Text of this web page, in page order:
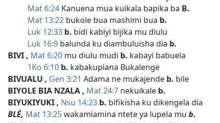
Mat 6:24 Kanuena mua kuikala bapika ba B.
Mat 13:22 bukole bua mashimi bua b.
Luk 12:33 b. bidi kabiyi bijika mu diulu
Luk 16:9 balunda ku diambuluisha dia b.
BIVI , Mat 6:20 mu diulu mudi b. kabayi babuela
1Ko 6:10 b. kabakupiana Bukalenge
BIVUALU , Gen 3:21 Adama ne mukajende b. bile
BIYOLE BIA NZALA , Mat 24:7 nekuikale b.
BIYUKIYUKI , Nsu 14:23 b. bifikisha ku dikengela dia
BLÉ, Mat 13:25wakamiamina ntete ya lupela mu b.